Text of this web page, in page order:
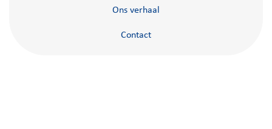
Ons verhaal
Contact